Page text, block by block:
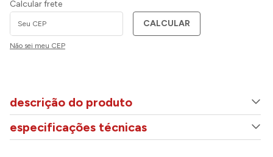
Calcular frete
CALCULAR
Não sei meu CEP
descrição do produto
especificações técnicas